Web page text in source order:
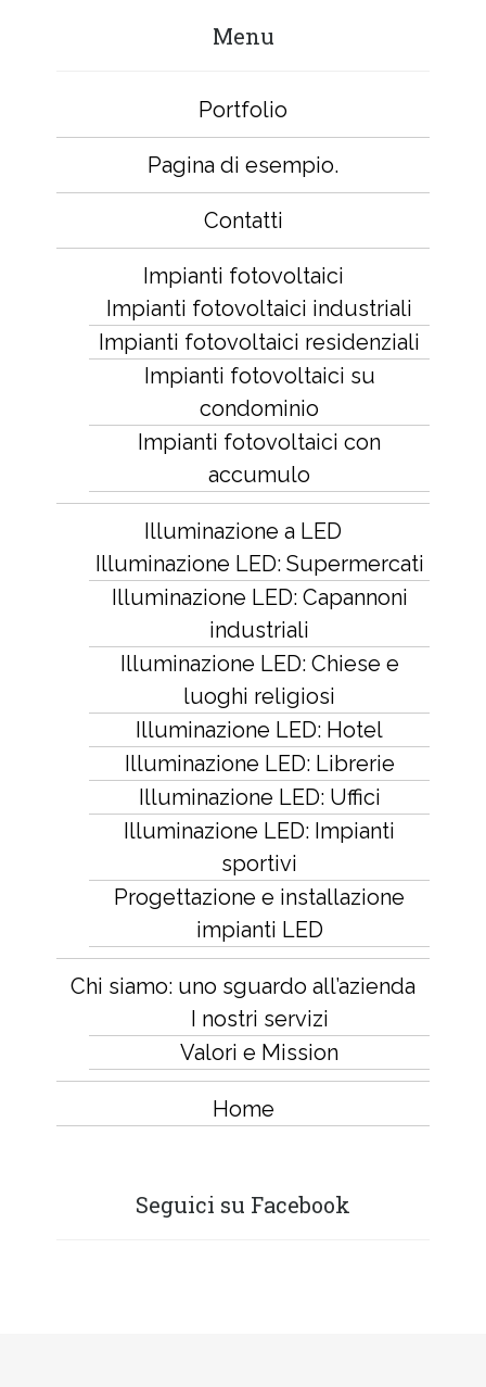
Menu
Portfolio
Pagina di esempio.
Contatti
Impianti fotovoltaici
Impianti fotovoltaici industriali
Impianti fotovoltaici residenziali
Impianti fotovoltaici su
condominio
Impianti fotovoltaici con
accumulo
Illuminazione a LED
Illuminazione LED: Supermercati
Illuminazione LED: Capannoni
industriali
Illuminazione LED: Chiese e
luoghi religiosi
Illuminazione LED: Hotel
Illuminazione LED: Librerie
Illuminazione LED: Uffici
Illuminazione LED: Impianti
sportivi
Progettazione e installazione
impianti LED
Chi siamo: uno sguardo all’azienda
I nostri servizi
Valori e Mission
Home
Seguici su Facebook